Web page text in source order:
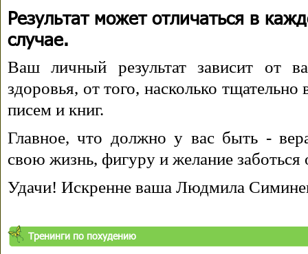
Результат может отличаться в
случае.
Ваш личный результат зависит от
здоровья, от того, насколько
писем и книг.
Главное, что должно у вас быть -
свою жизнь, фигуру и желание заботься
Удачи! Искренне ваша Людмила
Тренинги по похудению